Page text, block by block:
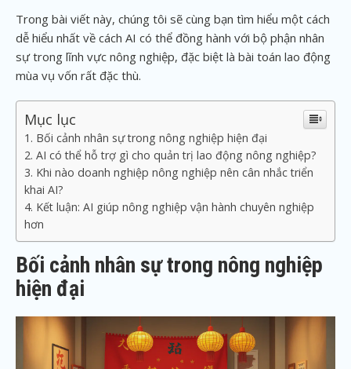
Trong bài viết này, chúng tôi sẽ cùng bạn tìm hiểu một cách
dễ hiểu nhất về cách AI có thể đồng hành với bộ phận nhân
sự trong lĩnh vực nông nghiệp, đặc biệt là bài toán lao động
mùa vụ vốn rất đặc thù.
Mục lục
Bối cảnh nhân sự trong nông nghiệp hiện đại
AI có thể hỗ trợ gì cho quản trị lao động nông nghiệp?
Khi nào doanh nghiệp nông nghiệp nên cân nhắc triển
khai AI?
Kết luận: AI giúp nông nghiệp vận hành chuyên nghiệp
hơn
Bối cảnh nhân sự trong nông nghiệp
hiện đại